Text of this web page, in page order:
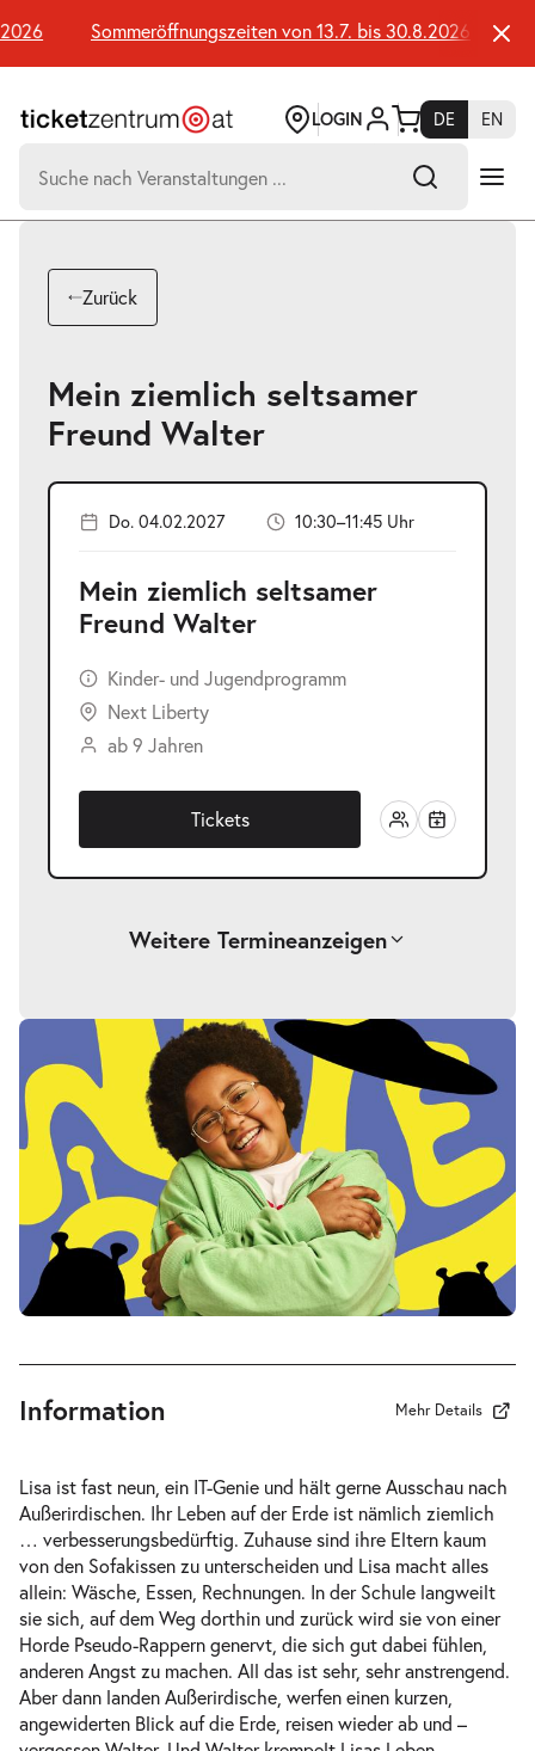
Seiteninhalt
springen
Sommeröffnungszeiten von 13.7. bis 30.8.2026
LOGIN DE
EN
nach:
Suchtreffer:
Zurück
Mein ziemlich seltsamer
Freund Walter
Do. 04.02.2027 10:30–11:45 Uhr
Mein ziemlich seltsamer
Freund Walter
Kinder- und Jugendprogramm
Next Liberty
ab 9 Jahren
Tickets
Weitere Termineanzeigen
Mein ziemlich seltsamer Freund
Walter
Sa.
16.01.2027
Sa. 16.01.2027
17:00–18:15 Uhr
Tickets
Mein ziemlich seltsamer Freund
Walter-
19.01.2027
Tickets
Mein ziemlich seltsamer Freund
Walter-
Do.
04.02.2027
Do. 04.02.2027
16:00–17:15 Uhr
Tickets
Information Mehr Details
Lisa ist fast neun, ein IT-Genie und hält gerne Ausschau nach
Außerirdischen. Ihr Leben auf der Erde ist nämlich ziemlich
… verbesserungsbedürftig. Zuhause sind ihre Eltern kaum
von den Sofakissen zu unterscheiden und Lisa macht alles
allein: Wäsche, Essen, Rechnungen. In der Schule langweilt
sie sich, auf dem Weg dorthin und zurück wird sie von einer
Horde Pseudo-Rappern genervt, die sich gut dabei fühlen,
anderen Angst zu machen. All das ist sehr, sehr anstrengend.
Aber dann landen Außerirdische, werfen einen kurzen,
angewiderten Blick auf die Erde, reisen wieder ab und –